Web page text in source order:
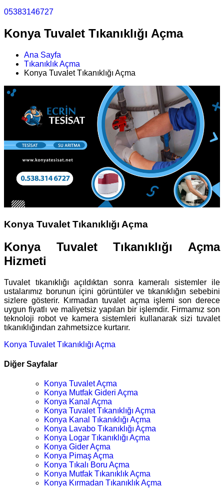
05383146727
Konya Tuvalet Tıkanıklığı Açma
Ana Sayfa
Tıkanıklık Açma
Konya Tuvalet Tıkanıklığı Açma
Konya Tuvalet Tıkanıklığı Açma
Konya Tuvalet Tıkanıklığı Açma
Hizmeti
Tuvalet tıkanıklığı açıldıktan sonra kameralı sistemler ile
ustalarımız borunun içini görüntüler ve tıkanıklığın sebebini
sizlere gösterir. Kırmadan tuvalet açma işlemi son derece
uygun fiyatlı ve maliyetsiz yapılan bir işlemdir. Firmamız son
teknoloji robot ve kamera sistemleri kullanarak sizi tuvalet
tıkanıklığından zahmetsizce kurtarır.
Konya Tuvalet Tıkanıklığı Açma
Diğer Sayfalar
Konya Tuvalet Açma
Konya Mutfak Gideri Açma
Konya Kanal Açma
Konya Tuvalet Tıkanıklığı Açma
Konya Kanal Tıkanıklığı Açma
Konya Lavabo Tıkanıklığı Açma
Konya Logar Tıkanıklığı Açma
Konya Gider Açma
Konya Pimaş Açma
Konya Tıkalı Boru Açma
Konya Mutfak Tıkanıklık Açma
Konya Kırmadan Tıkanıklık Açma